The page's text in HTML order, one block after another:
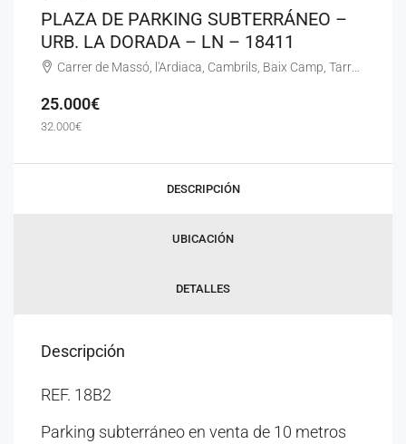
PLAZA DE PARKING SUBTERRÁNEO –
URB. LA DORADA – LN – 18411
Carrer de Massó, l'Ardiaca, Cambrils, Baix Camp, Tarragona, Catalunya, 43850, España
25.000€
32.000€
DESCRIPCIÓN
UBICACIÓN
DETALLES
Descripción
REF. 18B2
Parking subterráneo en venta de 10 metros